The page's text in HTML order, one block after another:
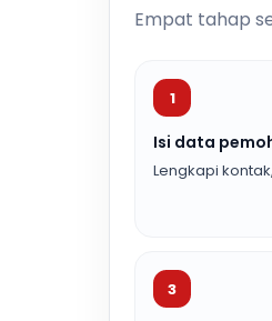
Empat tahap
1
Isi data
Lengkapi
3